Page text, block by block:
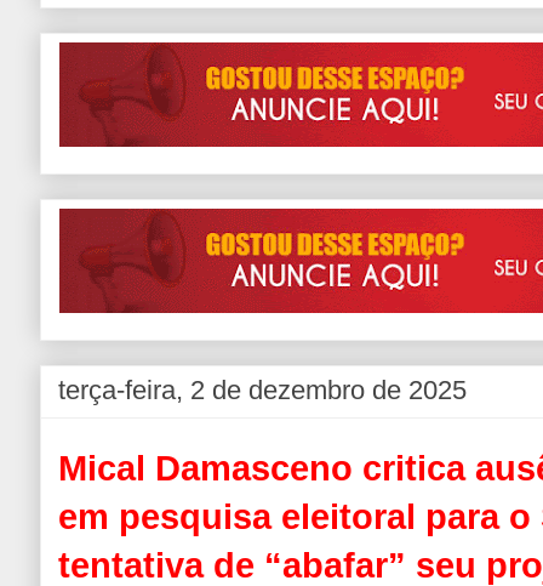
terça-feira, 2 de dezembro de 2025
Mical Damasceno critica
em pesquisa eleitoral para o
tentativa de “abafar” seu